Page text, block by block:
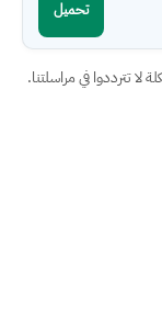
تحميل
تترددوا في مراسلتنا.